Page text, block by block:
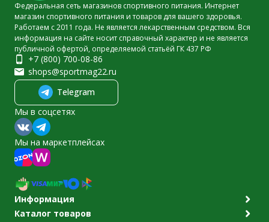
Федеральная сеть магазинов спортивного питания. Интернет
магазин спортивного питания и товаров для вашего здоровья.
Работаем с 2011 года. Не является лекарственным средством. Вся
информация на сайте носит справочный характер и не является
публичной офертой, определяемой статьёй ГК 437 РФ
+7 (800) 700-08-86
shops@sportmag22.ru
Telegram
Мы в соцсетях
Мы на маркетплейсах
Информация
Каталог товаров